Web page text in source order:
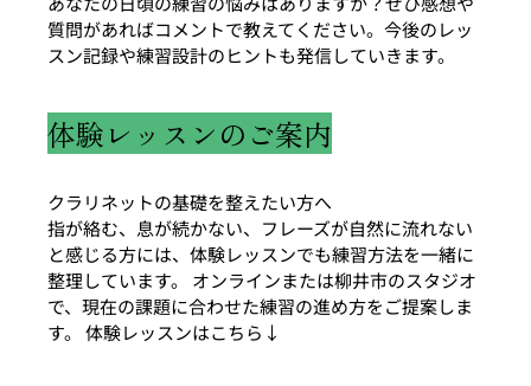
質問があればコメントで教えてください。今後のレッ
スン記録や練習設計のヒントも発信していきます。
体験レッスンのご案内
クラリネットの基礎を整えたい方へ
指が絡む、息が続かない、フレーズが自然に流れない
と感じる方には、体験レッスンでも練習方法を一緒に
整理しています。 オンラインまたは柳井市のスタジオ
で、現在の課題に合わせた練習の進め方をご提案しま
す。 体験レッスンはこちら↓